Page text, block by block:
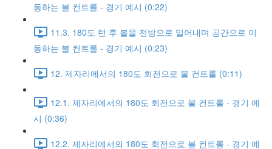
동하는 볼 컨트롤 - 경기 예시 (0:22)
11.3. 180도 턴 후 볼을 전방으로 밀어내며 공간으로 이
동하는 볼 컨트롤 - 경기 예시 (0:23)
12. 제자리에서의 180도 회전으로 볼 컨트롤 (0:11)
12.1. 제자리에서의 180도 회전으로 볼 컨트롤 - 경기 예
시 (0:36)
12.2. 제자리에서의 180도 회전으로 볼 컨트롤 - 경기 예